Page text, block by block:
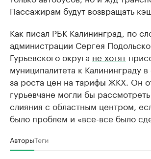
Пассажирам будут возвращать
Как писал РБК Калининград, по
администрации Сергея
Гурьевского округа не хотят
муниципалитета к Калининграду
за роста цен на тарифы ЖКХ. Он
гурьевчане могли бы
слияния с областным центром,
было проблем и «все-все было
АвторыТеги